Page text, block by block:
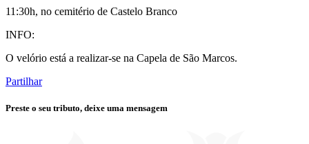
11:30h, no cemitério de Castelo Branco
INFO:
O velório está a realizar-se na Capela de São Marcos.
Partilhar
Preste o seu tributo, deixe uma mensagem